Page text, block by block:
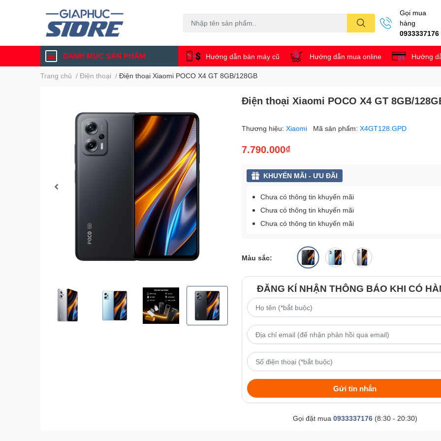
Gọi mua
hàng
0933337176
DANH MỤC SẢN PHẨM Hướng dẫn bán máy cũ Hướng dẫn mua online Hướng
Trang chủ / Điện thoại / Điện thoại Xiaomi POCO X4 GT 8GB/128GB
Điện thoại Xiaomi POCO X4 GT 8GB/
Thương hiệu:Xiaomi Mã sản phẩm:X4GT128.GPD
7.790.000₫
KHUYẾN MÃI - ƯU ĐÃI
Chưa có thông tin khuyến mãi
Chưa có thông tin khuyến mãi
Chưa có thông tin khuyến mãi
Màu sắc:
ĐĂNG KÍ NHẬN THÔNG BÁO KHI CÓ
Gửi tin nhắn
Gọi đặt mua 0933337176(8:30 - 20:30)